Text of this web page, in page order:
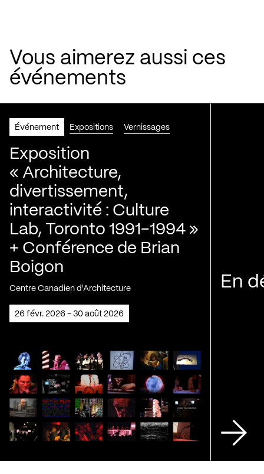
Vous aimerez aussi ces
événements
Événement Expositions Vernissages
Exposition
« Architecture,
divertissement,
interactivité : Culture
Lab, Toronto 1991-1994 »
+ Conférence de Brian
Boigon
Centre Canadien d'Architecture
26 févr. 2026 - 30 août 2026
En